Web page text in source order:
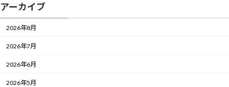
アーカイブ
2026年8月
2026年7月
2026年6月
2026年5月